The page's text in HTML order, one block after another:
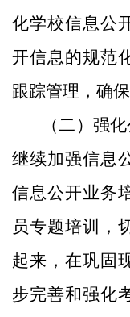
化学校信息公
开信息的规范
跟踪管理，确
（二）强
继续加强信息
信息公开业务
员专题培训，
起来，在巩固
步完善和强化